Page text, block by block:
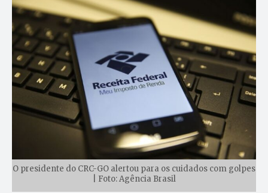
O presidente do CRC-GO alertou para os cuidados com golpes
| Foto: Agência Brasil